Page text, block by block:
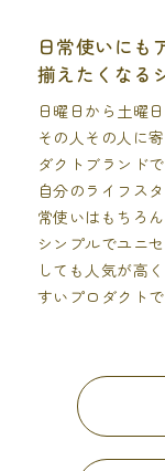
日常使いにも
揃えたくなる
日曜日から土曜
その人その人に
ダクトブランドで
自分のライフス
常使いはもちろ
シンプルでユニ
しても人気が高
すいプロダクトで